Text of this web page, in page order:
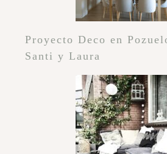
Proyecto Deco en
Santi y Laura